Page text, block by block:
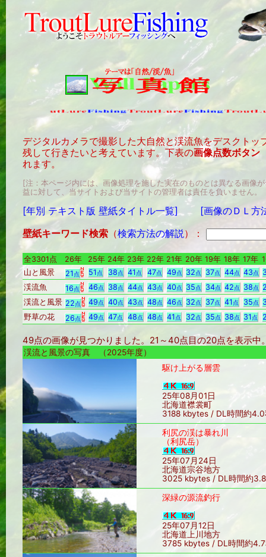
デジタルカメラで撮影した大自然と渓流魚をデスクト
残して行きたいと考えています。下表の画像点数ボタン
れます。
[注：本ページ内には、画像処理を施した実在のものとは異なる画像
益に対して、当サイトおよび当サイトの管理者は責任を負い
[年別 テキスト版 壁紙タイトル一覧]
[画像のＤＬ方
壁紙キーワード検索 （検索方法の解説）：
全3301点 26年 25年 24年 23年 22年 21年 20年 19年 18年 17年
山と風景
21点 51点 38点 41点 47点 49点 32点 37点 44点 43点
渓流魚
16点 46点 38点 44点 43点 40点 35点 34点 42点 38点
渓流と風景 22点 49点 40点 43点 48点 46点 32点 37点 41点 35点
野草の花
26点 49点 47点 48点 48点 41点 32点 35点 38点 31点
49点の画像が見つかりました。21～40点目の20点を表示
渓流と風景の写真 （2025年度）
駆け上がる層雲
25年08月01日
北海道襟裳町
3188 kbytes / DL時間約
利尻の渓は暴れ川
（利尻岳）
25年07月24日
北海道宗谷地方
3025 kbytes / DL時間約
深緑の源流釣行
25年07月12日
北海道上川地方
3785 kbytes / DL時間約